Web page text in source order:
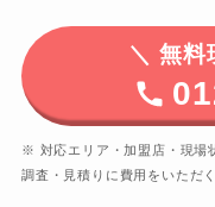
＼ 無料
※ 対応エリア・加盟店・現場
調査・見積りに費用をいただ